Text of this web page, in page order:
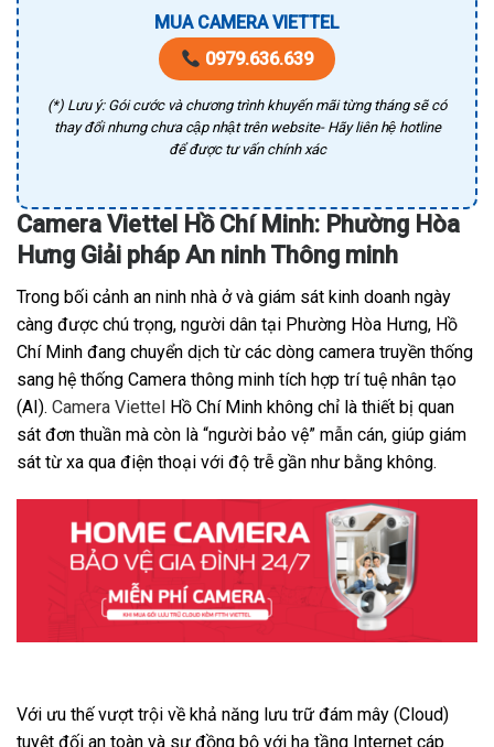
MUA CAMERA VIETTEL
0979.636.639
(*) Lưu ý: Gói cước và chương trình khuyến mãi từng tháng sẽ có
thay đổi nhưng chưa cập nhật trên website- Hãy liên hệ hotline
để được tư vấn chính xác
Camera Viettel Hồ Chí Minh: Phường Hòa
Hưng Giải pháp An ninh Thông minh
Trong bối cảnh an ninh nhà ở và giám sát kinh doanh ngày
càng được chú trọng, người dân tại Phường Hòa Hưng, Hồ
Chí Minh đang chuyển dịch từ các dòng camera truyền thống
sang hệ thống Camera thông minh tích hợp trí tuệ nhân tạo
(AI). Camera Viettel
Hồ Chí Minh không chỉ là thiết bị quan
sát đơn thuần mà còn là “người bảo vệ” mẫn cán, giúp giám
sát từ xa qua điện thoại với độ trễ gần như bằng không.
Với ưu thế vượt trội về khả năng lưu trữ đám mây (Cloud)
tuyệt đối an toàn và sự đồng bộ với hạ tầng Internet cáp